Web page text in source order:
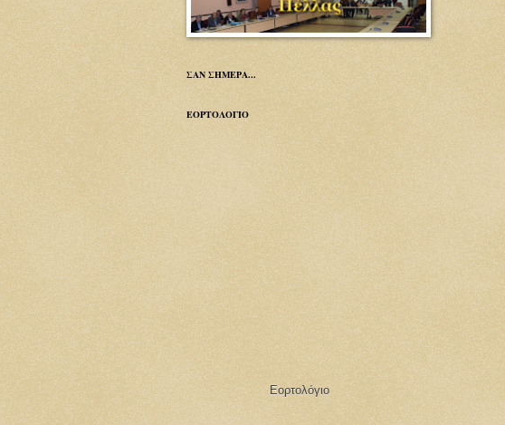
ΣΑΝ ΣΗΜΕΡΑ...
ΕΟΡΤΟΛΟΓΙΟ
Εορτολόγιο